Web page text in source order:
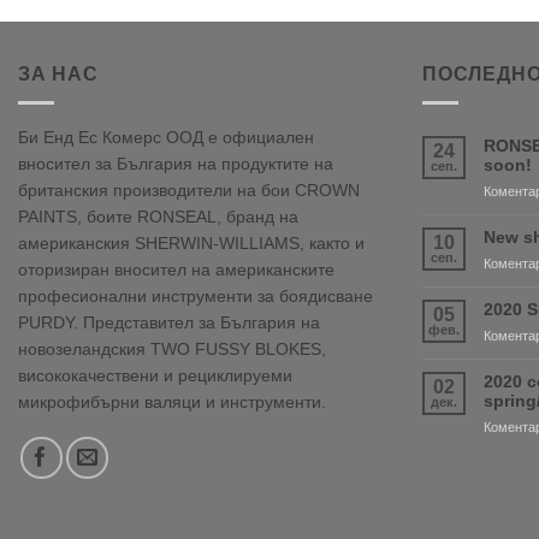
ЗА НАС
Би Енд Ес Комерс ООД е официален
вносител за България на продуктите на
британския производители на бои CROWN
PAINTS, боите RONSEAL, бранд на
американския SHERWIN-WILLIAMS, както и
оторизиран вносител на американските
професионални инструменти за боядисване
PURDY. Представител за България на
новозеландския TWO FUSSY BLOKES,
висококачествени и рециклируеми
микрофибърни валяци и инструменти.
24
сеп.
soon!
10
сеп.
New
05
фев.
2020
02
дек.
2020